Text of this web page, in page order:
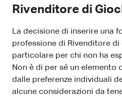
Rivenditore di
La decisione di inserire una
professione di Rivenditore
particolare per chi non ha
Non è di per sé un
dalle preferenze individuali
alcune considerazioni da